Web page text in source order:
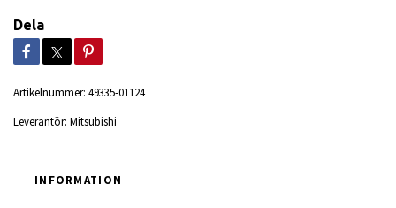
Dela
Artikelnummer: 49335-01124
Leverantör: Mitsubishi
INFORMATION